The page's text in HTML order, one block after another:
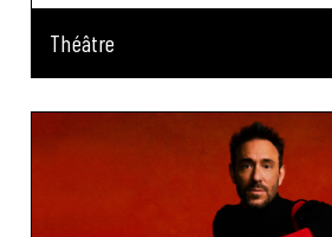
Théâtre